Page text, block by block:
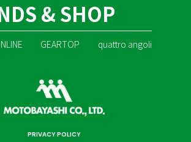
& SHOP
GEARTOP quattro angoli
PRIVACY POLICY